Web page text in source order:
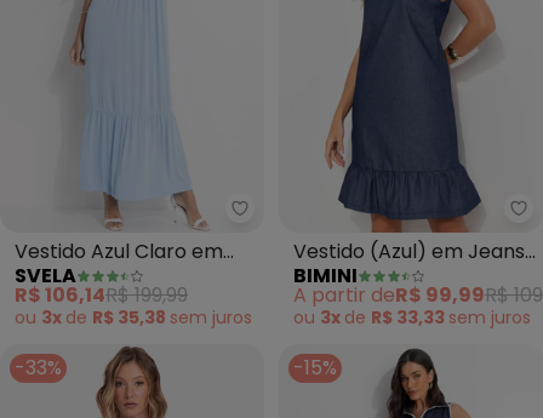
Svela - Vestido Azul Claro em
Vestido Azul Claro em
Vicose Plana
SVELA
R$ 106,14R$ 199,99
ou 3x de R$ 35,38 sem juros
Vestido (Azul) em Jeans
Leve
BIMINI
A partir deR$ 99,99R$
ou 3x de R$ 33,33 sem juros
-33% -15%